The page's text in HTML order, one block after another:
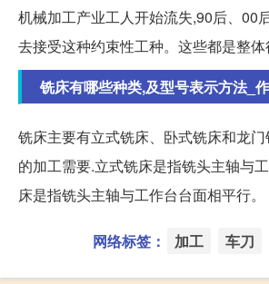
机械加工产业工人开始流失,90后、00
去接受这种约束性工种。这些都是整体
铣床有哪些种类,及型号表示方法_
铣床主要有立式铣床、卧式铣床和龙
的加工需要.立式铣床是指铣头主轴与
床是指铣头主轴与工作台台面相平行。
网络标签： 加工 车刀